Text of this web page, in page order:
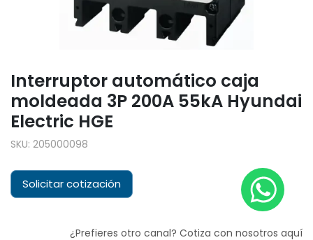
Interruptor automático caja
moldeada 3P 200A 55kA Hyundai
Electric HGE
SKU: 205000098
Solicitar cotización
¿Prefieres otro canal? Cotiza con nosotros aquí